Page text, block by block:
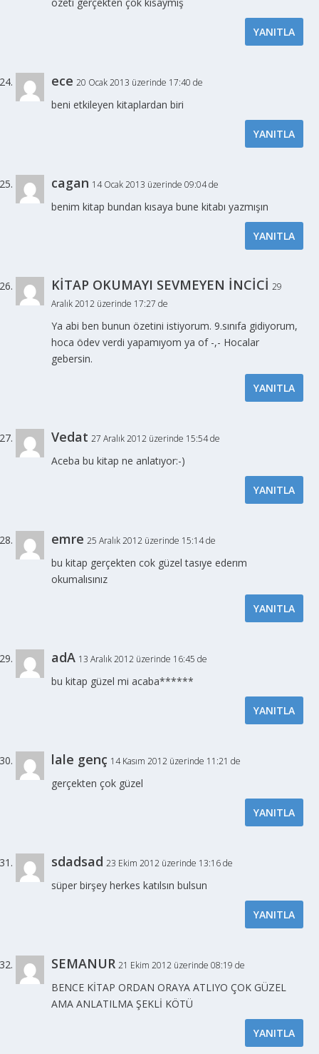
YANITLA
ece 20 Ocak 2013 üzerinde 17:40 de
beni etkileyen kitaplardan biri
YANITLA
cagan 14 Ocak 2013 üzerinde 09:04 de
benim kitap bundan kısaya bune kitabı yazmışın
YANITLA
KİTAP OKUMAYI SEVMEYEN İNCİCİ 29
Aralık 2012 üzerinde 17:27 de
Ya abi ben bunun özetini istiyorum. 9.sınıfa gidiyorum,
hoca ödev verdi yapamıyom ya of -,- Hocalar
gebersin.
YANITLA
Vedat 27 Aralık 2012 üzerinde 15:54 de
Aceba bu kitap ne anlatıyor:-)
YANITLA
emre 25 Aralık 2012 üzerinde 15:14 de
bu kitap gerçekten cok güzel tasıye ederım
okumalısınız
YANITLA
adA 13 Aralık 2012 üzerinde 16:45 de
bu kitap güzel mi acaba******
YANITLA
lale genç 14 Kasım 2012 üzerinde 11:21 de
gerçekten çok güzel
YANITLA
sdadsad 23 Ekim 2012 üzerinde 13:16 de
süper birşey herkes katılsın bulsun
YANITLA
SEMANUR 21 Ekim 2012 üzerinde 08:19 de
BENCE KİTAP ORDAN ORAYA ATLIYO ÇOK GÜZEL
AMA ANLATILMA ŞEKLİ KÖTÜ
YANITLA